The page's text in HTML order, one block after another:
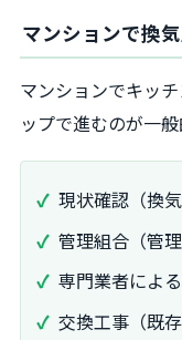
マンションで換
マンションでキッ
ップで進むのが一般
現状確認（換
管理組合（管
専門業者によ
交換工事（既